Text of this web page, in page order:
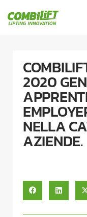
2020
NELLA
AZIENDE.